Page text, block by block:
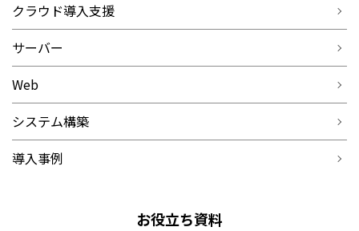
クラウド導入支援
サーバー
Web
システム構築
導入事例
お役立ち資料